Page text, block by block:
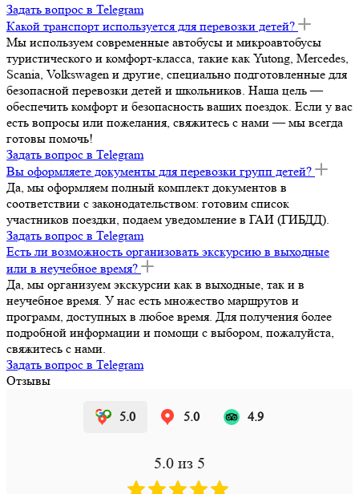
Задать вопрос в Telegram
Какой транспорт используется для перевозки детей?
Мы используем современные автобусы и микроавтобусы
туристического и комфорт-класса, такие как Yutong, Mercedes,
Scania, Volkswagen и другие, специально подготовленные для
безопасной перевозки детей и школьников. Наша цель —
обеспечить комфорт и безопасность ваших поездок. Если у вас
есть вопросы или пожелания, свяжитесь с нами — мы всегда
готовы помочь!
Задать вопрос в Telegram
Вы оформляете документы для перевозки групп детей?
Да, мы оформляем полный комплект документов в
соответствии с законодательством: готовим список
участников поездки, подаем уведомление в ГАИ (ГИБДД).
Задать вопрос в Telegram
Есть ли возможность организовать экскурсию в выходные
или в неучебное время?
Да, мы организуем экскурсии как в выходные, так и в
неучебное время. У нас есть множество маршрутов и
программ, доступных в любое время. Для получения более
подробной информации и помощи с выбором, пожалуйста,
свяжитесь с нами.
Задать вопрос в Telegram
Отзывы
5.0 5.0 4.9
5.0 из 5